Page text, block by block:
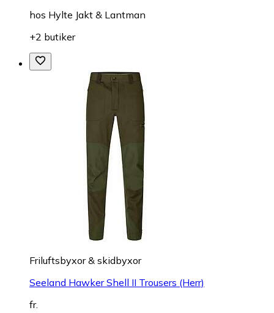
hos Hylte Jakt & Lantman
+2 butiker
Friluftsbyxor & skidbyxor
Seeland Hawker Shell II Trousers (Herr)
fr.